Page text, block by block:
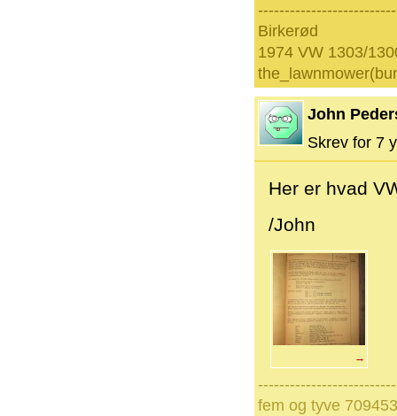
Birkerød
1974 VW 1303/
John
Skrev for 7
Her er hvad
/John
→
fem og tyve 709453